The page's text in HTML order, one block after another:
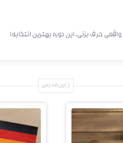
حرف بزنی، این دوره بهترین انتخابه!
از این مدرس